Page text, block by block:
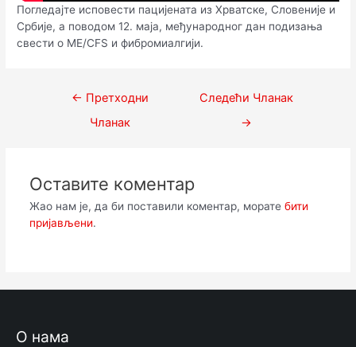
Погледајте исповести пацијената из Хрватске, Словеније и
Србије, а поводом 12. маја, међународног дан подизања
свести о ME/CFS и фибромиалгији.
Кретање
← Претходни
Чланак
Следећи Чланак
→
Оставите коментар
Жао нам је, да би поставили коментар, морате бити
пријављени.
О нама